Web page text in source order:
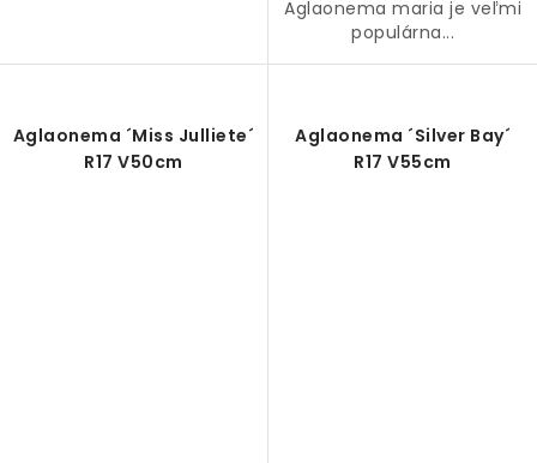
Aglaonema maria je veľmi
populárna...
Aglaonema ´Miss Julliete´
R17 V50cm
Aglaonema ´Silver Bay´
R17 V55cm